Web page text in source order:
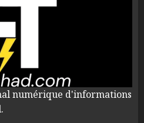
numérique d'informations